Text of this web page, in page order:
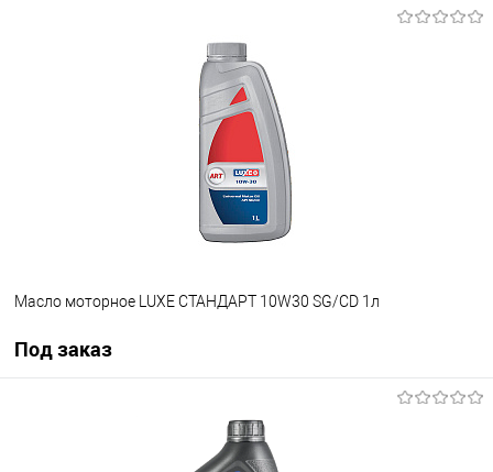
Масло моторное LUXE СТАНДАРТ 10W30 SG/CD 1л
Под заказ